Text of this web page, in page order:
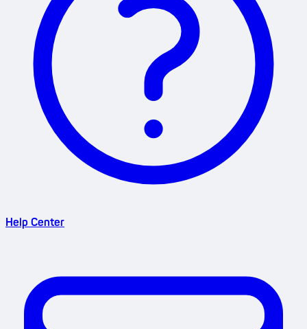
Help Center